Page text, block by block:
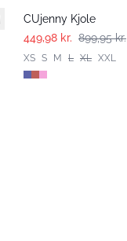
CUjenny Kjole
449,98 kr. 899,95 kr.
XS S M L XL XXL